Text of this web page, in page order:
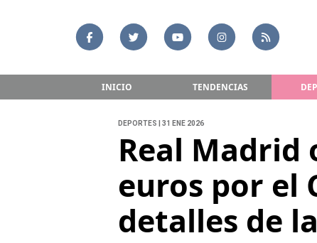
INICIO TENDENCIAS
DEPORTES | 31 ENE 2026
Real Madrid
euros por el
detalles de